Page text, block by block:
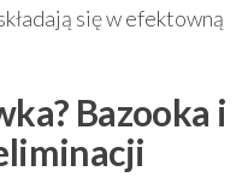
się w efektowną
Bazooka i